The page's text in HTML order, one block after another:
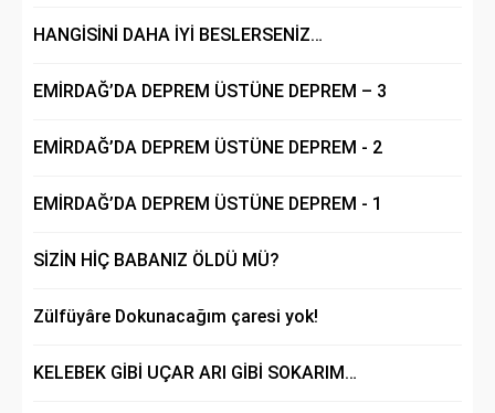
HANGİSİNİ DAHA İYİ BESLERSENİZ…
EMİRDAĞ’DA DEPREM ÜSTÜNE DEPREM – 3
EMİRDAĞ’DA DEPREM ÜSTÜNE DEPREM - 2
EMİRDAĞ’DA DEPREM ÜSTÜNE DEPREM - 1
SİZİN HİÇ BABANIZ ÖLDÜ MÜ?
Zülfüyâre Dokunacağım çaresi yok!
KELEBEK GİBİ UÇAR ARI GİBİ SOKARIM…